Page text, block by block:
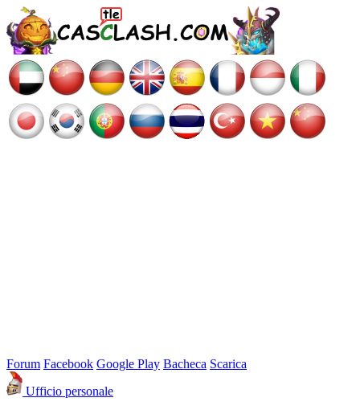
Forum Facebook Google Play Bacheca Scarica
Ufficio personale